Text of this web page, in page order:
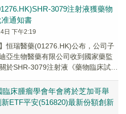
3079注射液獲藥物
通知書
日 下午2:19
】恒瑞醫藥(01276.HK)公布，公司子
亞生物醫藥有限公司收到國家藥監
於SHR-3079注射液《藥物臨床試驗
臨床腫瘤學會年會將於芝加哥舉
ETF平安(516820)最新份額創新